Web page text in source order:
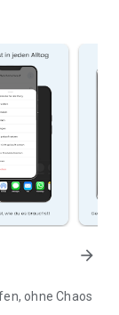
arrow_forward
ohne Chaos